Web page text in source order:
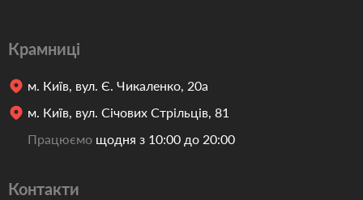
Крамниці
м. Київ, вул. Є. Чикаленко, 20а
м. Київ, вул. Січових Стрільців, 81
Працюємо щодня з 10:00 до 20:00
Контакти